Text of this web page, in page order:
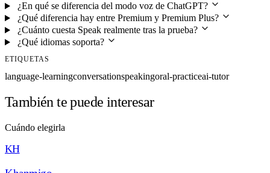
¿En qué se diferencia del modo voz de ChatGPT?
¿Qué diferencia hay entre Premium y Premium Plus?
¿Cuánto cuesta Speak realmente tras la prueba?
¿Qué idiomas soporta?
ETIQUETAS
language-learningconversationspeakingoral-practiceai-tutor
También te puede interesar
Cuándo elegirla
KH